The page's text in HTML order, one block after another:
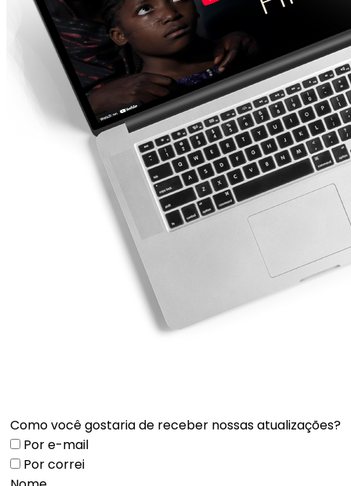
Como você gostaria de receber nossas atualizações?
Por e-mail
Por correi